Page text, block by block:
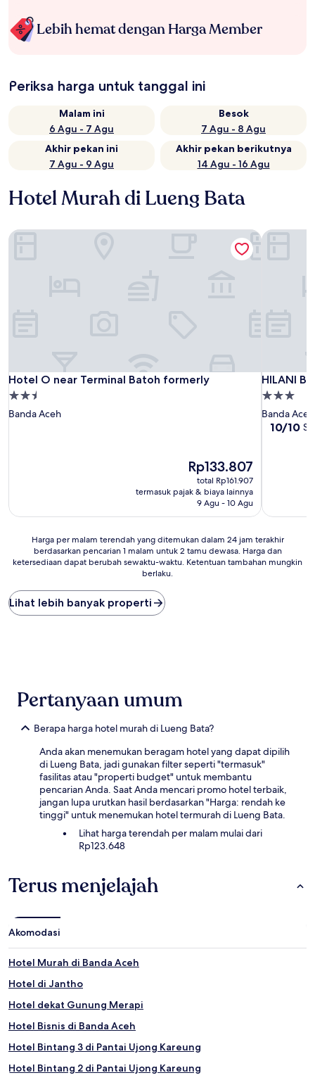
Lebih hemat dengan Harga Member
Periksa harga untuk tanggal ini
Malam ini
6 Agu - 7 Agu
Besok
7 Agu - 8 Agu
Akhir pekan ini
7 Agu - 9 Agu
Akhir pekan berikutnya
14 Agu - 16 Agu
Hotel Murah di Lueng Bata
Hotel O near Terminal Batoh formerly
Hotel O near Terminal Batoh formerly
Properti
bintang
Banda Aceh
Harga
sekarang
Rp133.807
Rp133.807
total Rp161.907
termasuk pajak & biaya lainnya
9 Agu - 10 Agu
Hotel O near Terminal Batoh formerly
HILANI
HILANI
Properti
bintang
3.0
Banda Aceh
10.0
10/10
HILANI
Harga
malam
yang
ditemukan
dalam
malam
dewasa.
ketersediaan
berubah
mungkin
berlaku.
Harga per malam terendah yang ditemukan dalam 24 jam terakhir
berdasarkan pencarian 1 malam untuk 2 tamu dewasa. Harga dan
ketersediaan dapat berubah sewaktu-waktu. Ketentuan tambahan mungkin
berlaku.
Lihat lebih banyak properti
Pertanyaan umum
Berapa harga hotel murah di Lueng Bata?
Anda akan menemukan beragam hotel yang dapat dipilih
di Lueng Bata, jadi gunakan filter seperti "termasuk"
fasilitas atau "properti budget" untuk membantu
pencarian Anda. Saat Anda mencari promo hotel terbaik,
jangan lupa urutkan hasil berdasarkan "Harga: rendah ke
tinggi" untuk menemukan hotel termurah di Lueng Bata.
Lihat harga terendah per malam mulai dari
Rp123.648
Terus menjelajah
Akomodasi
Hotel Murah di Banda Aceh
Hotel di Jantho
Hotel dekat Gunung Merapi
Hotel Bisnis di Banda Aceh
Hotel Bintang 3 di Pantai Ujong Kareung
Hotel Bintang 2 di Pantai Ujong Kareung